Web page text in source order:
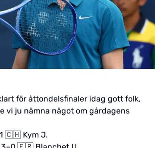
för åttondelsfinaler idag gott folk,
vi ju nämna något om gårdagens
🇨🇭 Kym J.